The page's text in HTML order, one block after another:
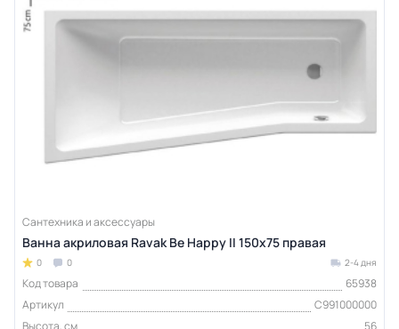
Сантехника и аксессуары
Ванна акриловая Ravak Be Happy II 150х75 правая
0 0 2-4 дня
Код товара
65938
Артикул
C991000000
Высота, см
56